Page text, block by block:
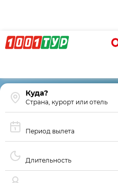
Страна, курорт или отель
Период вылета
Длительность